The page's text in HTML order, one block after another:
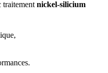
traitement nickel-silicium